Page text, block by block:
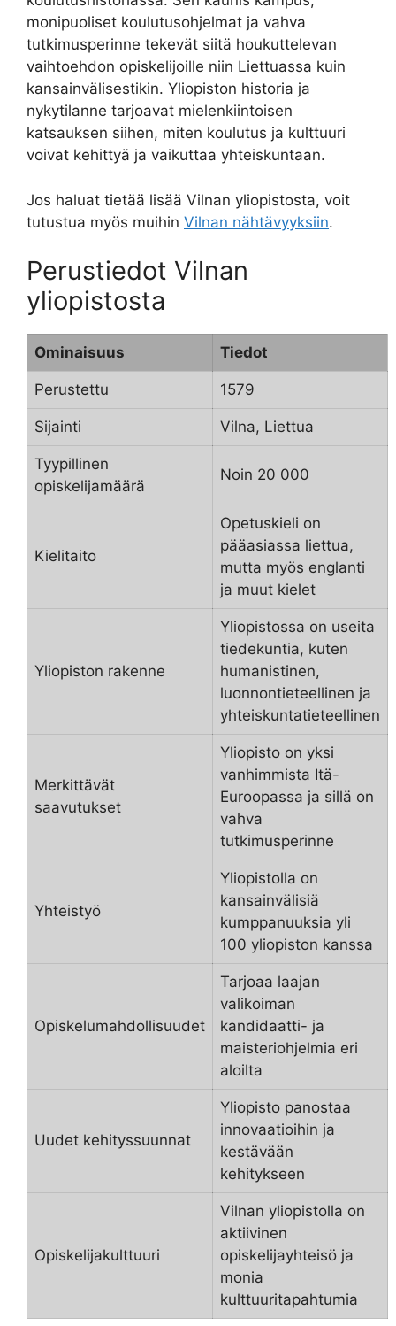
monipuoliset koulutusohjelmat ja vahva
tutkimusperinne tekevät siitä houkuttelevan
vaihtoehdon opiskelijoille niin Liettuassa kuin
kansainvälisestikin. Yliopiston historia ja
nykytilanne tarjoavat mielenkiintoisen
katsauksen siihen, miten koulutus ja kulttuuri
voivat kehittyä ja vaikuttaa yhteiskuntaan.
Jos haluat tietää lisää Vilnan yliopistosta, voit
tutustua myös muihin Vilnan nähtävyyksiin.
Perustiedot Vilnan
yliopistosta
Ominaisuus Tiedot
Perustettu 1579
Sijainti Vilna, Liettua
Tyypillinen
opiskelijamäärä
Noin 20 000
Kielitaito
Opetuskieli on
pääasiassa liettua,
mutta myös englanti
ja muut kielet
Yliopiston rakenne
Yliopistossa on useita
tiedekuntia, kuten
humanistinen,
luonnontieteellinen ja
yhteiskuntatieteellinen
Merkittävät
saavutukset
Yliopisto on yksi
vanhimmista Itä-
Euroopassa ja sillä on
vahva
tutkimusperinne
Yhteistyö
Yliopistolla on
kansainvälisiä
kumppanuuksia yli
100 yliopiston kanssa
Opiskelumahdollisuudet
Tarjoaa laajan
valikoiman
kandidaatti- ja
maisteriohjelmia eri
aloilta
Uudet kehityssuunnat
Yliopisto panostaa
innovaatioihin ja
kestävään
kehitykseen
Opiskelijakulttuuri
Vilnan yliopistolla on
aktiivinen
opiskelijayhteisö ja
monia
kulttuuritapahtumia